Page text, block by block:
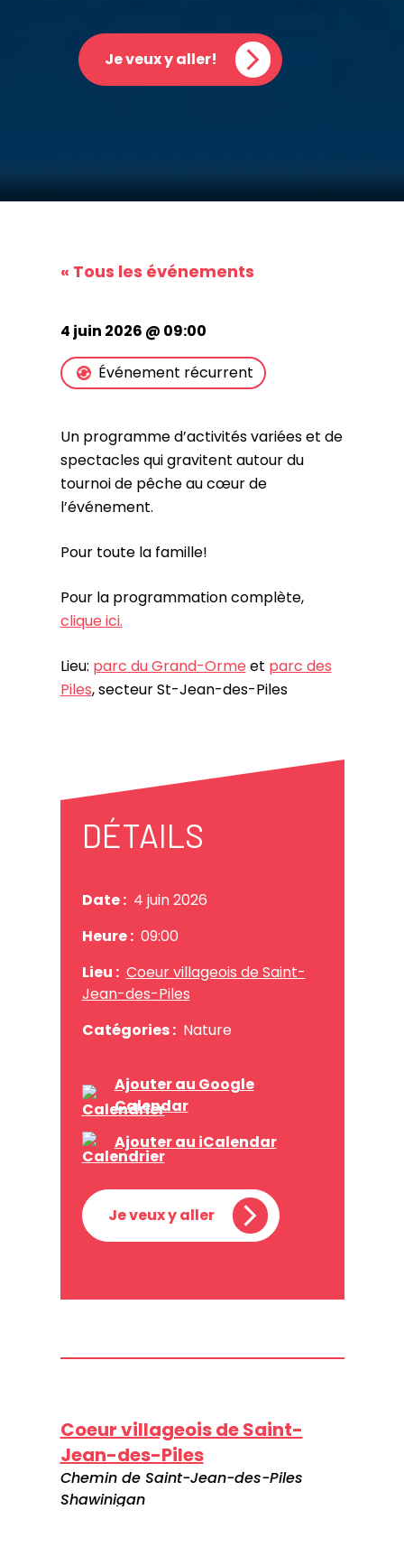
Je veux y aller!
« Tous les événements
4 juin 2026 @ 09:00
Événement récurrent
Un programme d’activités variées et de
spectacles qui gravitent autour du
tournoi de pêche au cœur de
l’événement.
Pour toute la famille!
Pour la programmation complète,
clique ici.
Lieu: parc du Grand-Orme et parc des
Piles, secteur St-Jean-des-Piles
DÉTAILS
Date : 4 juin 2026
Heure : 09:00
Lieu : Coeur villageois de Saint-
Jean-des-Piles
Catégories : Nature
Ajouter au Google
Calendar
Ajouter au iCalendar
Je veux y aller
Coeur villageois de Saint-
Jean-des-Piles
Chemin de Saint-Jean-des-Piles
Shawinigan